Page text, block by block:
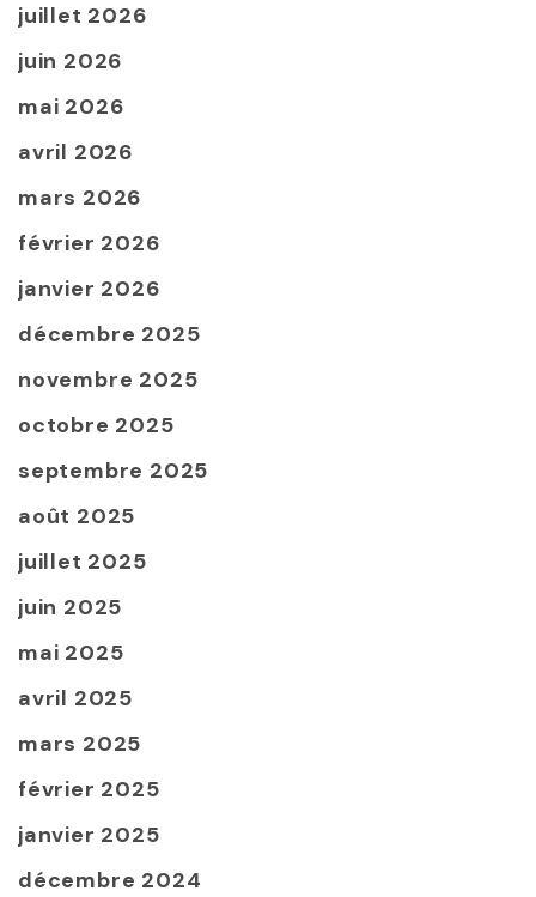
juillet 2026
juin 2026
mai 2026
avril 2026
mars 2026
février 2026
janvier 2026
décembre 2025
novembre 2025
octobre 2025
septembre 2025
août 2025
juillet 2025
juin 2025
mai 2025
avril 2025
mars 2025
février 2025
janvier 2025
décembre 2024